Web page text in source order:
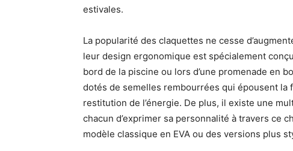
estivales.
La popularité des claquettes ne cesse
leur design ergonomique est spécialement
bord de la piscine ou lors d’une promenade en
dotés de semelles rembourrées qui épousent
restitution de l’énergie. De plus, il existe une
chacun d’exprimer sa personnalité à travers ce
modèle classique en EVA ou des versions plus